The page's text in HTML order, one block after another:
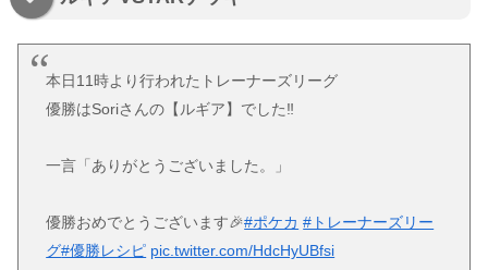
本日11時より行われたトレーナーズリーグ
優勝はSoriさんの【ルギア】でした‼️
一言「ありがとうございました。」
優勝おめでとうございます🎉#ポケカ #トレーナーズリー
グ#優勝レシピ pic.twitter.com/HdcHyUBfsi